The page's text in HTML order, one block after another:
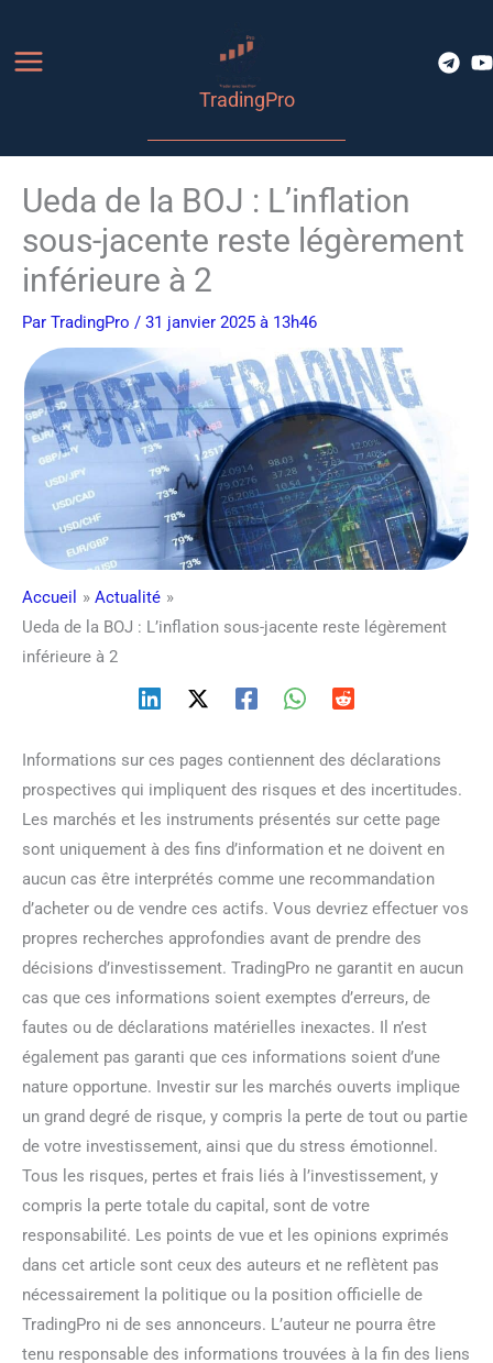
contenu
TradingPro
Ueda de la BOJ : L’inflation
sous-jacente reste légèrement
inférieure à 2
Par TradingPro / 31 janvier 2025 à 13h46
Accueil
Actualité
Ueda de la BOJ : L’inflation sous-jacente reste légèrement
inférieure à 2
Informations sur ces pages contiennent des déclarations
prospectives qui impliquent des risques et des incertitudes.
Les marchés et les instruments présentés sur cette page
sont uniquement à des fins d’information et ne doivent en
aucun cas être interprétés comme une recommandation
d’acheter ou de vendre ces actifs. Vous devriez effectuer vos
propres recherches approfondies avant de prendre des
décisions d’investissement. TradingPro ne garantit en aucun
cas que ces informations soient exemptes d’erreurs, de
fautes ou de déclarations matérielles inexactes. Il n’est
également pas garanti que ces informations soient d’une
nature opportune. Investir sur les marchés ouverts implique
un grand degré de risque, y compris la perte de tout ou partie
de votre investissement, ainsi que du stress émotionnel.
Tous les risques, pertes et frais liés à l’investissement, y
compris la perte totale du capital, sont de votre
responsabilité. Les points de vue et les opinions exprimés
dans cet article sont ceux des auteurs et ne reflètent pas
nécessairement la politique ou la position officielle de
TradingPro ni de ses annonceurs. L’auteur ne pourra être
tenu responsable des informations trouvées à la fin des liens